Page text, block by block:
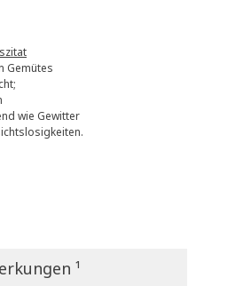
Gemütes
wie Gewitter
¹